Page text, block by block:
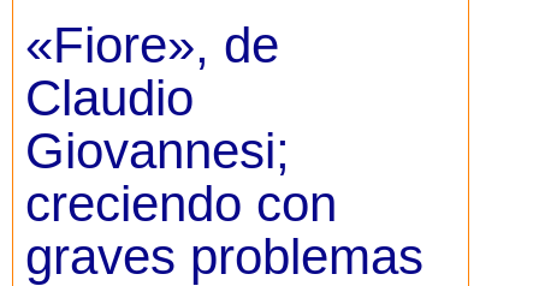
«Fiore», de
Claudio
Giovannesi;
creciendo con
graves problemas